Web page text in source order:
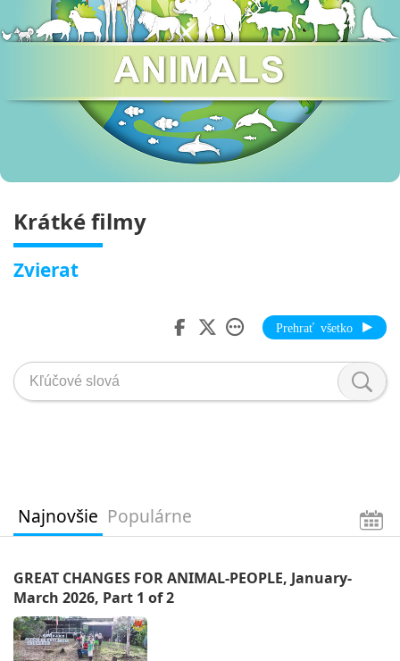
Krátké filmy
Zvierat
Prehrať všetko
Najnovšie Populárne
GREAT CHANGES FOR ANIMAL-PEOPLE, January-
March 2026, Part 1 of 2